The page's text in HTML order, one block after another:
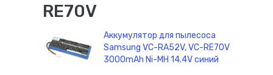
RE70V
Аккумулятор для пылесоса
Samsung VC-RA52V, VC-RE70V
3000mAh Ni-MH 14.4V синий